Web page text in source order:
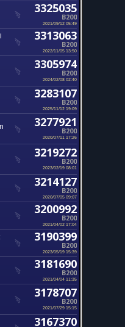
3325035
B200
2021/09/12 05:49
3313063
B200
2022/11/05 13:50
3305974
B200
2024/02/08 02:40
3283107
B200
2025/11/12 19:09
3277921
B200
2020/07/11 17:26
3219272
B200
2023/02/19 08:01
3214127
B200
2020/07/05 09:07
3200992
B200
2021/04/02 17:04
3190399
B200
2023/05/19 15:39
3181690
B200
2021/04/04 11:35
3178707
B200
2021/07/29 15:15
3167370